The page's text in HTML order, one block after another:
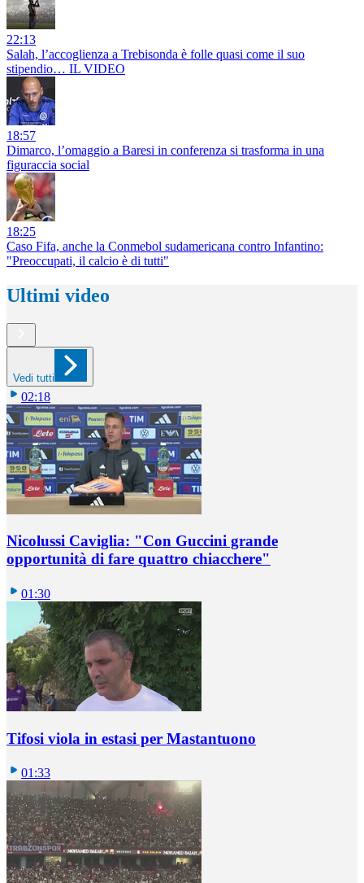
22:13
Salah, l’accoglienza a Trebisonda è folle quasi come il suo
stipendio… IL VIDEO
18:57
Dimarco, l’omaggio a Baresi in conferenza si trasforma in una
figuraccia social
18:25
Caso Fifa, anche la Conmebol sudamericana contro Infantino:
"Preoccupati, il calcio è di tutti"
Ultimi video
Vedi tutti
02:18
Nicolussi Caviglia: "Con Guccini grande
opportunità di fare quattro chiacchere"
01:30
Tifosi viola in estasi per Mastantuono
01:33